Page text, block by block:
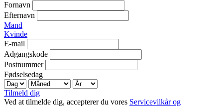
Fornavn
Efternavn
Mand
Kvinde
E-mail
Adgangskode
Postnummer
Fødselsedag
Tilmeld dig
Ved at tilmelde dig, accepterer du vores Servicevilkår og